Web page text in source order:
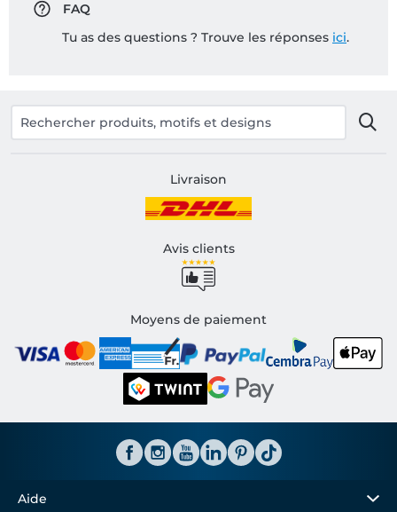
FAQ
Tu as des questions ? Trouve les réponses ici.
Livraison
Avis clients
Moyens de paiement
Aide